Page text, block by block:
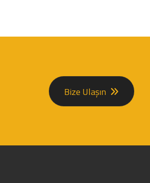
Bize Ulaşın